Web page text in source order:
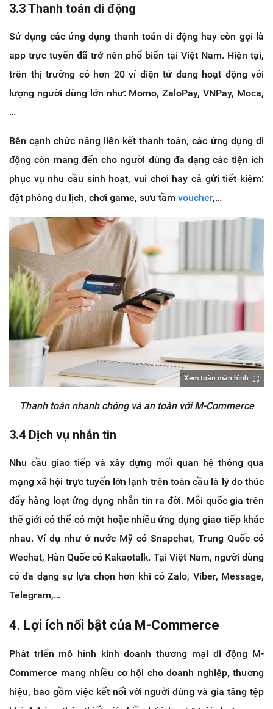
3.3 Thanh toán di động
Sử dụng các ứng dụng thanh toán di động hay còn gọi là
app trực tuyến đã trở nên phổ biến tại Việt Nam. Hiện tại,
trên thị trường có hơn 20 ví điện tử đang hoạt động với
lượng người dùng lớn như: Momo, ZaloPay, VNPay, Moca,
…
Bên cạnh chức năng liên kết thanh toán, các ứng dụng di
động còn mang đến cho người dùng đa dạng các tiện ích
phục vụ nhu cầu sinh hoạt, vui chơi hay cả gửi tiết kiệm:
đặt phòng du lịch, chơi game, sưu tầm voucher,…
Xem toàn màn hình
Thanh toán nhanh chóng và an toàn với M-Commerce
3.4 Dịch vụ nhắn tin
Nhu cầu giao tiếp và xây dựng mối quan hệ thông qua
mạng xã hội trực tuyến lớn lạnh trên toàn cầu là lý do thúc
đẩy hàng loạt ứng dụng nhắn tin ra đời. Mỗi quốc gia trên
thế giới có thể có một hoặc nhiều ứng dụng giao tiếp khác
nhau. Ví dụ như ở nước Mỹ có Snapchat, Trung Quốc có
Wechat, Hàn Quốc có Kakaotalk. Tại Việt Nam, người dùng
có đa dạng sự lựa chọn hơn khi có Zalo, Viber, Message,
Telegram,…
4. Lợi ích nổi bật của M-Commerce
Phát triển mô hình kinh doanh thương mại di động M-
Commerce mang nhiều cơ hội cho doanh nghiệp, thương
hiệu, bao gồm việc kết nối với người dùng và gia tăng tệp